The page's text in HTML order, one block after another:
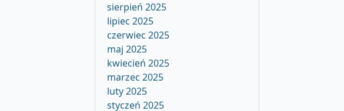
sierpień 2025
lipiec 2025
czerwiec 2025
maj 2025
kwiecień 2025
marzec 2025
luty 2025
styczeń 2025